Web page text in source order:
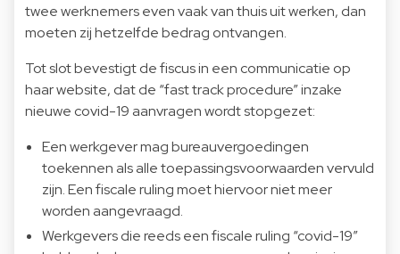
twee werknemers even vaak van thuis uit werken, dan
moeten zij hetzelfde bedrag ontvangen.
Tot slot bevestigt de fiscus in een communicatie op
haar website, dat de “fast track procedure” inzake
nieuwe covid-19 aanvragen wordt stopgezet:
Een werkgever mag bureauvergoedingen
toekennen als alle toepassingsvoorwaarden vervuld
zijn. Een fiscale ruling moet hiervoor niet meer
worden aangevraagd.
Werkgevers die reeds een fiscale ruling “covid-19”